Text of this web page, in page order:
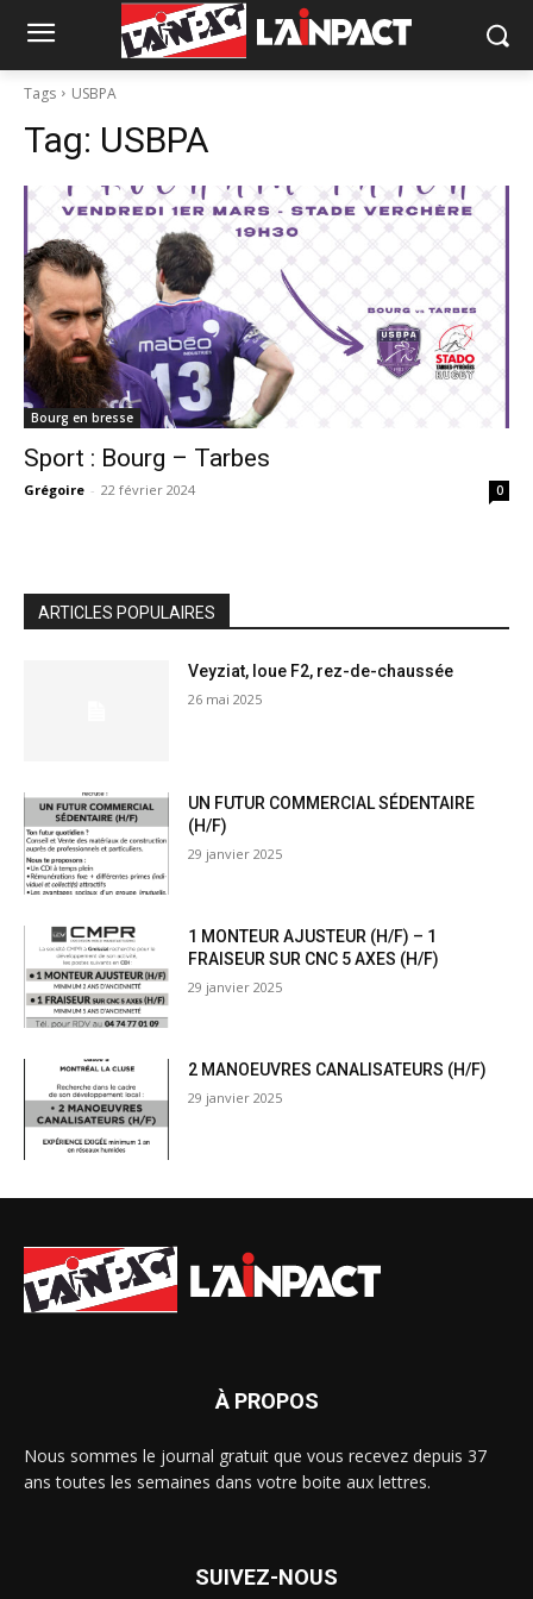
Tags USBPA
Tag: USBPA
Bourg en bresse
Sport : Bourg – Tarbes
Grégoire - 22 février 2024 0
ARTICLES POPULAIRES
Veyziat, loue F2, rez-de-chaussée
26 mai 2025
UN FUTUR COMMERCIAL SÉDENTAIRE
(H/F)
29 janvier 2025
1 MONTEUR AJUSTEUR (H/F) – 1
FRAISEUR SUR CNC 5 AXES (H/F)
29 janvier 2025
2 MANOEUVRES CANALISATEURS (H/F)
29 janvier 2025
À PROPOS
Nous sommes le journal gratuit que vous recevez depuis 37
ans toutes les semaines dans votre boite aux lettres.
SUIVEZ-NOUS